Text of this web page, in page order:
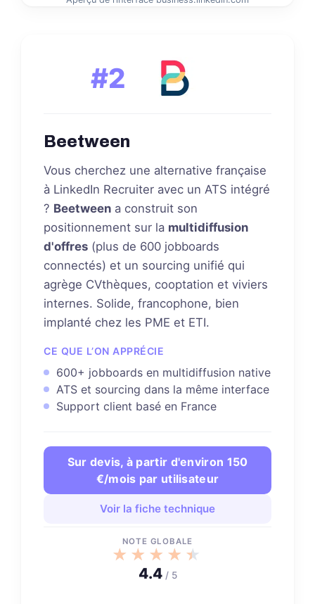
#2
Beetween
Vous cherchez une alternative française
à LinkedIn Recruiter avec un ATS intégré
? Beetween a construit son
positionnement sur la multidiffusion
d'offres (plus de 600 jobboards
connectés) et un sourcing unifié qui
agrège CVthèques, cooptation et viviers
internes. Solide, francophone, bien
implanté chez les PME et ETI.
CE QUE L’ON APPRÉCIE
600+ jobboards en multidiffusion native
ATS et sourcing dans la même interface
Support client basé en France
Sur devis, à partir d'environ 150
€/mois par utilisateur
Voir la fiche technique
NOTE GLOBALE
★★★★★
★★★★★
4.4 / 5